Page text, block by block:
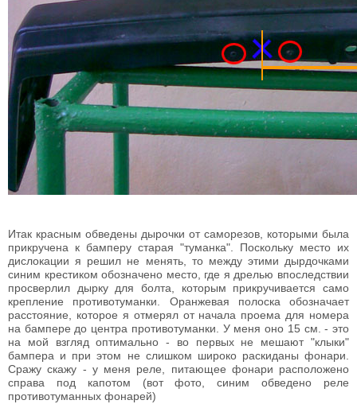
Итак красным обведены дырочки от саморезов, которыми была
прикручена к бамперу старая "туманка". Поскольку место их
дислокации я решил не менять, то между этими дырдочками
синим крестиком обозначено место, где я дрелью впоследствии
просверлил дырку для болта, которым прикручивается само
крепление противотуманки. Оранжевая полоска обозначает
расстояние, которое я отмерял от начала проема для номера
на бампере до центра противотуманки. У меня оно 15 см. - это
на мой взгляд оптимально - во первых не мешают "клыки"
бампера и при этом не слишком широко раскиданы фонари.
Сражу скажу - у меня реле, питающее фонари расположено
справа под капотом (вот фото, синим обведено реле
противотуманных фонарей)